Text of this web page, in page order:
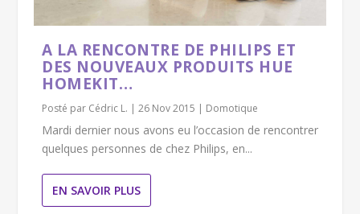
A LA RENCONTRE DE PHILIPS ET
DES NOUVEAUX PRODUITS HUE
HOMEKIT…
Posté par Cédric L. |26 Nov 2015 | Domotique
Mardi dernier nous avons eu l’occasion de rencontrer
quelques personnes de chez Philips, en...
EN SAVOIR PLUS